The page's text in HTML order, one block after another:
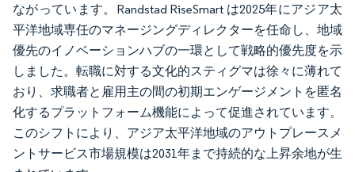
ながっています。Randstad RiseSmart は2025年にアジア太
平洋地域専任のマネージングディレクターを任命し、地域
優先のイノベーションハブの一環として戦略的優先度を示
しました。転職に対する文化的スティグマは徐々に薄れて
おり、求職者と雇用主の間の初期エンゲージメントを匿名
化するプラットフォーム機能によって促進されています。
このシフトにより、アジア太平洋地域のアウトプレースメ
ントサービス市場規模は2031年まで持続的な上昇余地が生